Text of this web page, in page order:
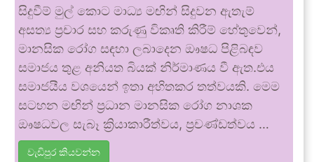
සිදුවීම් මුල් කොට මාධ්‍ය මඟින් සිදුවන ඇතැම්
අසත්‍ය ප්‍රචාර සහ කරුණු විකෘති කිරීම් හේතුවෙන්,
මානසික රෝග සඳහා ලබාදෙන ඖෂධ පිළිබඳව
සමාජය තුළ අනියත බියක් නිර්මාණය වී ඇත.එය
සමාජයීය වශයෙන් ඉතා අහිතකර තත්වයකි. මෙම
සටහන මඟින් ප්‍රධාන මානසික රෝග නාශක
ඖෂධවල සැබෑ ක්‍රියාකාරීත්වය, ප්‍රචණ්ඩත්වය …
වැඩිපුර කියවන්න